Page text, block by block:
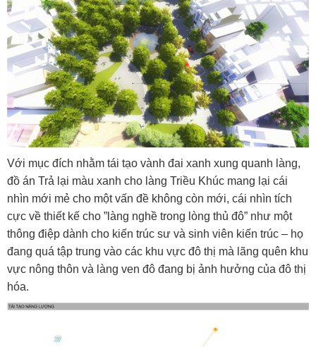
Với mục đích nhằm tái tạo vành đai xanh xung quanh làng,
đồ án Trả lại màu xanh cho làng Triều Khúc mang lại cái
nhìn mới mẻ cho một vấn đề không còn mới, cái nhìn tích
cực về thiết kế cho ”làng nghề trong lòng thủ đô” như một
thông điệp dành cho kiến trúc sư và sinh viên kiến trúc – họ
đang quá tập trung vào các khu vực đô thị mà lãng quên khu
vực nông thôn và làng ven đô đang bị ảnh hưởng của đô thị
hóa.